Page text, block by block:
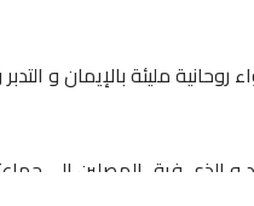
مليئة بالإيمان و
و الذي فرق المصلين إلى